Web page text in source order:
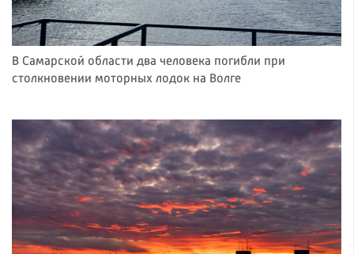
В Самарской области два человека погибли при
столкновении моторных лодок на Волге